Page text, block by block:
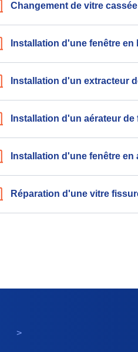
Changement de vitre
Installation d'une fenêtre en
Installation d'un extracteur
Installation d'un aérateur de
Installation d'une fenêtre en
Réparation d'une vitre
>